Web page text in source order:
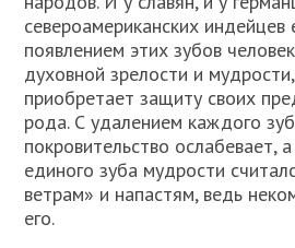
североамериканских индейцев
появлением этих зубов
духовной зрелости и
приобретает защиту своих
рода. С удалением каждого
покровительство ослабевает,
единого зуба мудрости
ветрам» и напастям, ведь
его.